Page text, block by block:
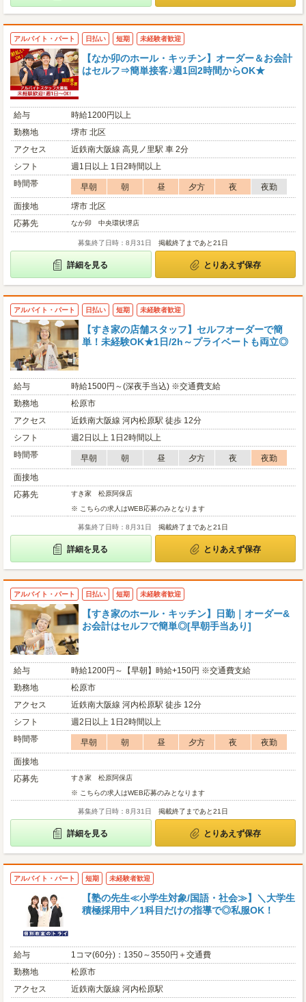
アルバイト・パート 日払い 短期 未経験者歓迎
【なか卯のホール・キッチン】オーダー＆お会計
はセルフ⇒簡単接客♪週1回2時間からOK★
給与
時給1200円以上
勤務地
堺市 北区
アクセス
近鉄南大阪線 高見ノ里駅 車 2分
シフト
週1日以上 1日2時間以上
時間帯
早朝 朝 昼 夕方 夜
夜勤
面接地
堺市 北区
応募先
なか卯 中央環状堺店
募集終了日時：8月31日 掲載終了まであと21日
詳細を見る とりあえず保存
アルバイト・パート 日払い 短期 未経験者歓迎
【すき家の店舗スタッフ】セルフオーダーで簡
単！未経験OK★1日/2h～プライベートも両立◎
給与
時給1500円～(深夜手当込) ※交通費支給
勤務地
松原市
アクセス
近鉄南大阪線 河内松原駅 徒歩 12分
シフト
週2日以上 1日2時間以上
時間帯
早朝 朝 昼 夕方 夜
夜勤
面接地
応募先
すき家 松原阿保店
※ こちらの求人はWEB応募のみとなります
募集終了日時：8月31日 掲載終了まであと21日
詳細を見る とりあえず保存
アルバイト・パート 日払い 短期 未経験者歓迎
【すき家のホール・キッチン】日勤｜オーダー&
お会計はセルフで簡単◎[早朝手当あり]
給与
時給1200円～【早朝】時給+150円 ※交通費支給
勤務地
松原市
アクセス
近鉄南大阪線 河内松原駅 徒歩 12分
シフト
週2日以上 1日2時間以上
時間帯
早朝 朝 昼 夕方 夜
夜勤
面接地
応募先
すき家 松原阿保店
※ こちらの求人はWEB応募のみとなります
募集終了日時：8月31日 掲載終了まであと21日
詳細を見る とりあえず保存
アルバイト・パート 短期 未経験者歓迎
【塾の先生≪小学生対象/国語・社会≫】＼大学生
積極採用中／1科目だけの指導で◎私服OK！
給与
1コマ(60分)：1350～3550円＋交通費
勤務地
松原市
アクセス
近鉄南大阪線 河内松原駅